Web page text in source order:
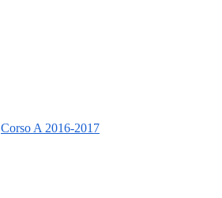
Corso A 2016-2017